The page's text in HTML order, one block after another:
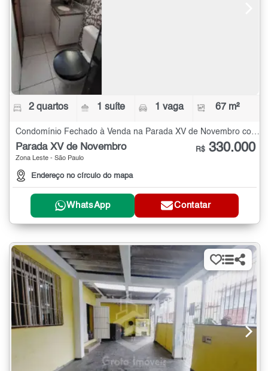
2 quartos 1 suíte 1 vaga 67 m²
Parada XV de Novembro
Zona Leste - São Paulo
Endereço no círculo do mapa
R$ 330.000
WhatsApp Contatar